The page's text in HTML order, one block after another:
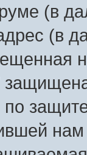
(в
(в
по